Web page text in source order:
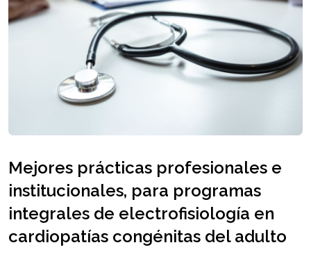
Mejores prácticas profesionales e
institucionales, para programas
integrales de electrofisiología en
cardiopatías congénitas del adulto